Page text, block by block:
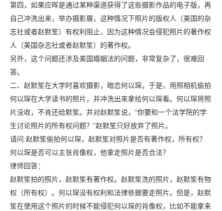
第四，如果应晖是通过某种渠道获得了这些摄影作品的电子版，再
自己冲洗出来，举办摄影展，这种情况下照片的版权人（美国的杂
志社或者赵默笙）有权利阻止，因为这种情况会侵犯照片的著作权
人（美国杂志社或者赵默笙）的著作权。
另外，这个问题还涉及美国婚姻法的问题，非常复杂了，很难回
答。
二、赵默笙在大学时喜欢摄影，暗恋何以琛。于是，用照相机偷拍
何以琛在大学读书的照片，并冲洗出来拿给何以琛看。何以琛将照
片没收，不肯还给默笙。并对赵默笙说，“你要和一个法学院的学
生讨论照片的所有权问题？”赵默笙只好放弃了照片。
请问:赵默笙偷拍何以琛，赵默笙对照片是否有著作权，所有权？
何以琛是否可以主张肖像权，他拿走照片是否合法？
律师回答：
赵默笙拍的照片，赵默笙有著作权。赵默笙洗的照片，赵默笙有物
权（所有权）。何以琛没有权利和法律依据要走照片。但是，赵默
笙在使用这个照片的时候不能侵犯何以琛的肖像权，比如不能拿来